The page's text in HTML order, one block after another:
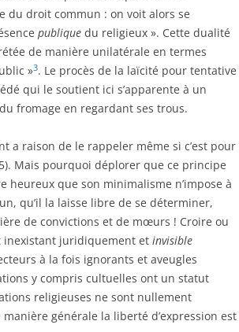
du droit commun : on voit alors se
publique du religieux ». Cette dualité
de manière unilatérale en termes
»3. Le procès de la laïcité pour tentative
qui le soutient ici s’apparente à un
fromage en regardant ses trous.
a raison de le rappeler même si c’est pour
Mais pourquoi déplorer que ce principe
heureux que son minimalisme n’impose à
qu’il la laisse libre de se déterminer,
de convictions et de mœurs ! Croire ou
inexistant juridiquement et invisible
à la fois ignorants et aveugles
y compris cultuelles ont un statut
religieuses ne sont nullement
générale la liberté d’expression est